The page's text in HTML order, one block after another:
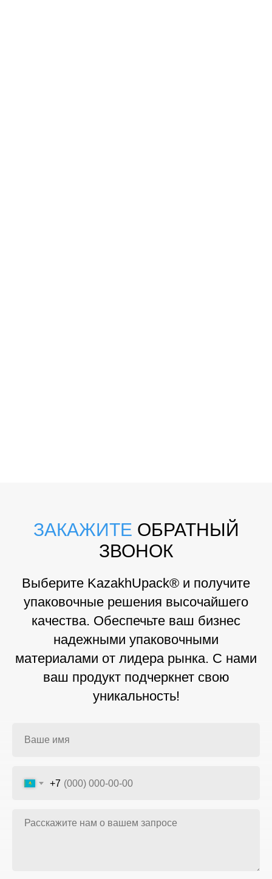
ЗАКАЖИТЕ ОБРАТНЫЙ
ЗВОНОК
Выберите KazakhUpack® и получите
упаковочные решения высочайшего
качества. Обеспечьте ваш бизнес
надежными упаковочными
материалами от лидера рынка. С нами
ваш продукт подчеркнет свою
уникальность!
+7